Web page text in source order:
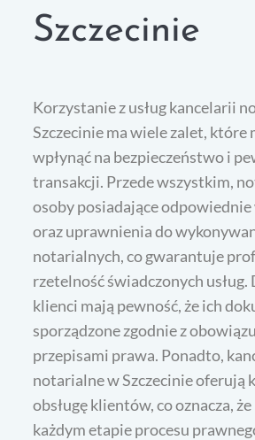
Szczecinie
Korzystanie z usług kancelarii
Szczecinie ma wiele zalet, które
wpłynąć na bezpieczeństwo i
transakcji. Przede wszystkim,
osoby posiadające odpowiednie
oraz uprawnienia do
notarialnych, co gwarantuje
rzetelność świadczonych
klienci mają pewność, że ich
sporządzone zgodnie z
przepisami prawa. Ponadto,
notarialne w Szczecinie oferują
obsługę klientów, co oznacza,
każdym etapie procesu